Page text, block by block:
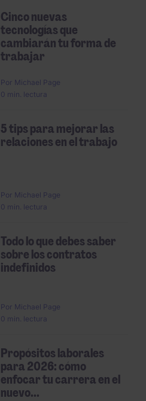
Cinco nuevas
tecnologías que
cambiarán tu forma de
trabajar
Por Michael Page
0 min. lectura
5 tips para mejorar las
relaciones en el trabajo
Por Michael Page
0 min. lectura
Todo lo que debes saber
sobre los contratos
indefinidos
Por Michael Page
0 min. lectura
Propósitos laborales
para 2026: cómo
enfocar tu carrera en el
nuevo...